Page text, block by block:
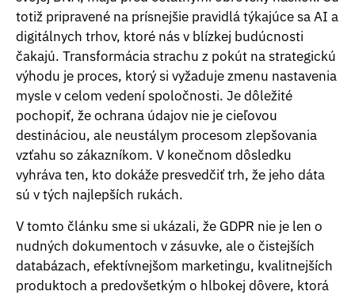
totiž pripravené na prísnejšie pravidlá týkajúce sa AI a
digitálnych trhov, ktoré nás v blízkej budúcnosti
čakajú. Transformácia strachu z pokút na strategickú
výhodu je proces, ktorý si vyžaduje zmenu nastavenia
mysle v celom vedení spoločnosti. Je dôležité
pochopiť, že ochrana údajov nie je cieľovou
destináciou, ale neustálym procesom zlepšovania
vzťahu so zákazníkom. V konečnom dôsledku
vyhráva ten, kto dokáže presvedčiť trh, že jeho dáta
sú v tých najlepších rukách.
V tomto článku sme si ukázali, že GDPR nie je len o
nudných dokumentoch v zásuvke, ale o čistejších
databázach, efektívnejšom marketingu, kvalitnejších
produktoch a predovšetkým o hlbokej dôvere, ktorá